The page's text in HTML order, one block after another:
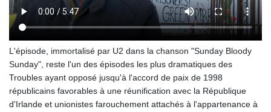
L'épisode, immortalisé par U2 dans la chanson "Sunday Bloody
Sunday", reste l'un des épisodes les plus dramatiques des
Troubles ayant opposé jusqu'à l'accord de paix de 1998
républicains favorables à une réunification avec la République
d'Irlande et unionistes farouchement attachés à l'appartenance à